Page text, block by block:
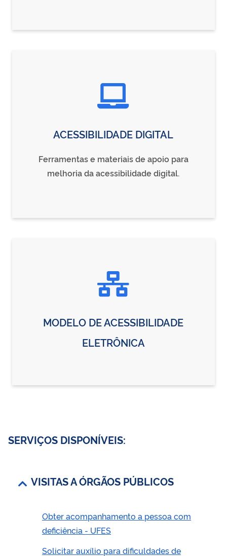
ACESSIBILIDADE DIGITAL
Ferramentas e materiais de apoio para
melhoria da acessibilidade digital.
MODELO DE ACESSIBILIDADE
ELETRÔNICA
SERVIÇOS DISPONÍVEIS:
VISITAS A ÓRGÃOS PÚBLICOS
Obter acompanhamento a pessoa com
deficiência - UFES
Solicitar auxílio para dificuldades de